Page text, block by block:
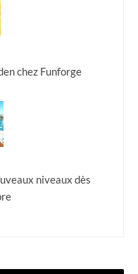
chez Funforge
niveaux dès